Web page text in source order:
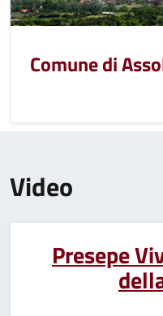
Comune di
Video
Presepe